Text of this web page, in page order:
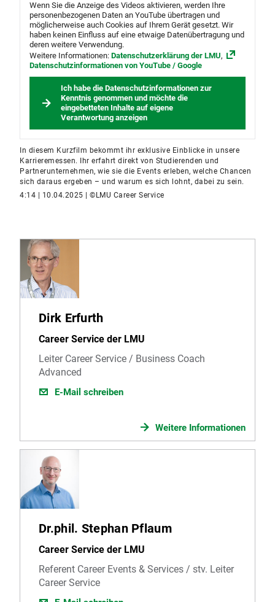
Wenn Sie die Anzeige des Videos aktivieren, werden Ihre
personenbezogenen Daten an YouTube übertragen und
möglicherweise auch Cookies auf Ihrem Gerät gesetzt. Wir
haben keinen Einfluss auf eine etwaige Datenübertragung und
deren weitere Verwendung.
Weitere Informationen: Datenschutzerklärung der LMU,
Datenschutzinformationen von YouTube / Google
Ich habe die Datenschutzinformationen zur
Kenntnis genommen und möchte die
eingebetteten Inhalte auf eigene
Verantwortung anzeigen
In diesem Kurzfilm bekommt ihr exklusive Einblicke in unsere
Karrieremessen. Ihr erfahrt direkt von Studierenden und
Partnerunternehmen, wie sie die Events erleben, welche Chancen
sich daraus ergeben – und warum es sich lohnt, dabei zu sein.
4:14 | 10.04.2025 | ©LMU Career Service
Dirk Erfurth
Career Service der LMU
Leiter Career Service / Business Coach
Advanced
E-Mail schreiben
Weitere Informationen
Dr.phil. Stephan Pflaum
Career Service der LMU
Referent Career Events & Services / stv. Leiter
Career Service